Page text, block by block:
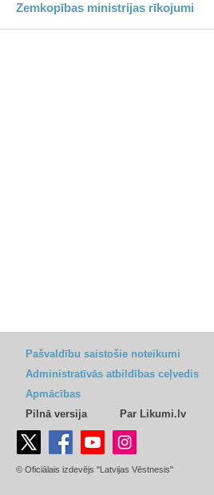
Zemkopības ministrijas rīkojumi
Pašvaldību saistošie noteikumi
Administratīvās atbildības ceļvedis
Apmācības
Pilnā versija
Par Likumi.lv
© Oficiālais izdevējs "Latvijas Vēstnesis"